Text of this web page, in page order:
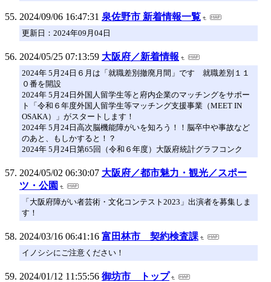
2024/09/06 16:47:31 泉佐野市 新着情報一覧
更新日：2024年09月04日
2024/05/25 07:13:59 大阪府／新着情報
2024年 5月24日６月は「就職差別撤廃月間」です 就職差別１１
０番を開設
2024年 5月24日外国人留学生等と府内企業のマッチングをサポー
ト「令和６年度外国人留学生等マッチング支援事業（MEET IN
OSAKA）」がスタートします！
2024年 5月24日高次脳機能障がいを知ろう！！脳卒中や事故など
のあと、もしかすると！？
2024年 5月24日第65回（令和６年度）大阪府統計グラフコンク
2024/05/02 06:30:07 大阪府／都市魅力・観光／スポー
ツ・公園
「大阪府障がい者芸術・文化コンテスト2023」出演者を募集しま
す！
2024/03/16 06:41:16 富田林市 契約検査課
イノシシにご注意ください！
2024/01/12 11:55:56 御坊市 トップ